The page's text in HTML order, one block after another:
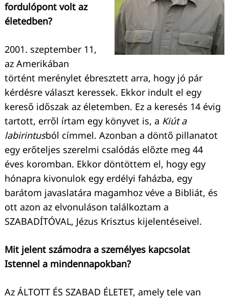
fordulópont volt az
életedben?
2001. szeptember 11,
az Amerikában
történt merénylet ébresztett arra, hogy jó pár
kérdésre választ keressek. Ekkor indult el egy
kereső időszak az életemben. Ez a keresés 14 évig
tartott, erről írtam egy könyvet is, a Kiút a
labirintusból címmel. Azonban a döntő pillanatot
egy erőteljes szerelmi csalódás előzte meg 44
éves koromban. Ekkor döntöttem el, hogy egy
hónapra kivonulok egy erdélyi faházba, egy
barátom javaslatára magamhoz véve a Bibliát, és
ott azon az elvonuláson találkoztam a
SZABADÍTÓVAL, Jézus Krisztus kijelentéseivel.
Mit jelent számodra a személyes kapcsolat
Istennel a mindennapokban?
Az ÁLTOTT ÉS SZABAD ÉLETET, amely tele van